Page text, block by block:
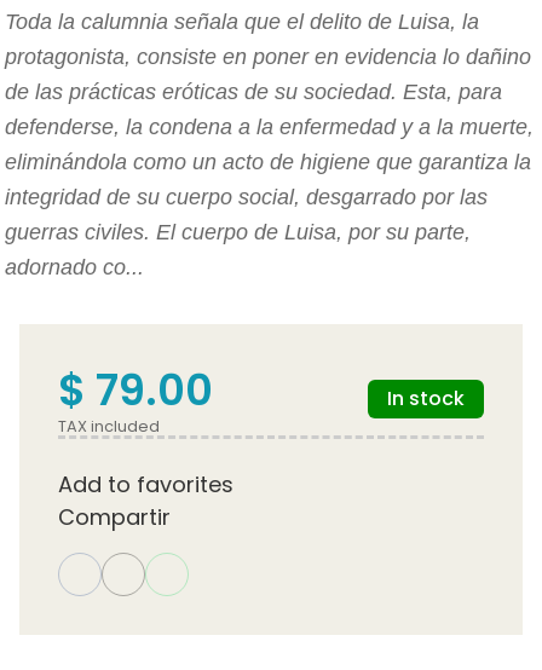
Toda la calumnia señala que el delito de Luisa, la
protagonista, consiste en poner en evidencia lo dañino
de las prácticas eróticas de su sociedad. Esta, para
defenderse, la condena a la enfermedad y a la muerte,
eliminándola como un acto de higiene que garantiza la
integridad de su cuerpo social, desgarrado por las
guerras civiles. El cuerpo de Luisa, por su parte,
adornado co...
$ 79.00
TAX included
In stock
Add to favorites
Compartir